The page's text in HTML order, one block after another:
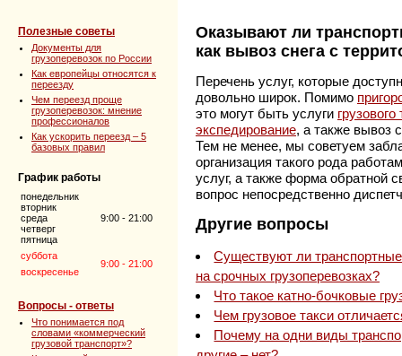
Полезные советы
Документы для
грузоперевозок по России
Как европейцы относятся к
переезду
Чем переезд проще
грузоперевозок: мнение
профессионалов
Как ускорить переезд – 5
базовых правил
График работы
понедельник
вторник
среда
четверг
пятница
9:00 - 21:00
суббота
9:00 - 21:00
воскресенье
Вопросы - ответы
Что понимается под
словами «коммерческий
грузовой транспорт»?
Оказывают ли
как вывоз снега с
Перечень услуг, которые
довольно широк. Помимо
это могут быть услуги грузового
экспедирование, а также вывоз
Тем не менее, мы советуем
организация такого рода
услуг, а также форма обратной
вопрос непосредственно
Другие вопросы
Существуют ли
на срочных грузоперевозках?
Что такое катно-бочковые
Чем грузовое такси
Почему на одни виды